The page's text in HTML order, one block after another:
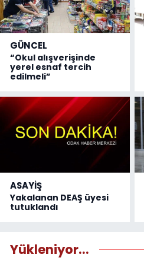
GÜNCEL
“Okul alışverişinde
yerel esnaf tercih
edilmeli”
ASAYİŞ
Yakalanan DEAŞ üyesi
tutuklandı
Yükleniyor...